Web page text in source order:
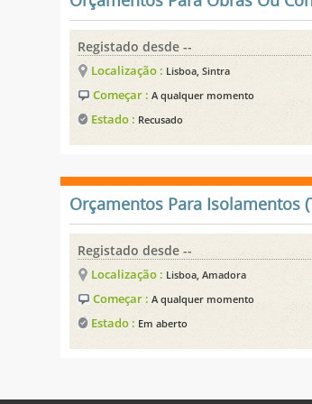
Registado desde --
Localização : Lisboa, Sintra
Começar :A qualquer momento
Estado : Recusado
Orçamentos Para Isolamentos
Registado desde --
Localização : Lisboa, Amadora
Começar :A qualquer momento
Estado : Em aberto